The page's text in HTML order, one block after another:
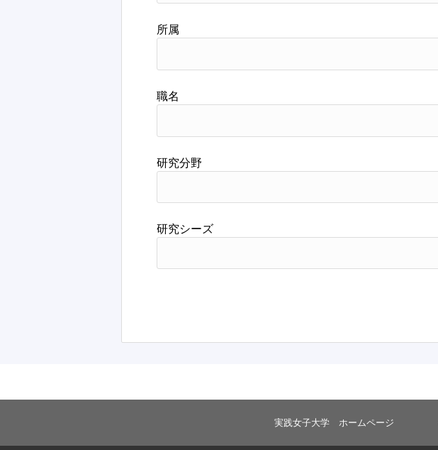
所属
職名
研究分野
研究シーズ
実践女子大学 ホームページ